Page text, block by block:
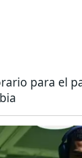
para el